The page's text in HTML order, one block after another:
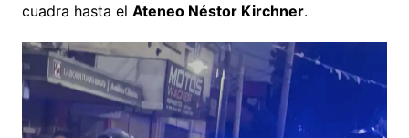
cuadra hasta el Ateneo Néstor Kirchner.